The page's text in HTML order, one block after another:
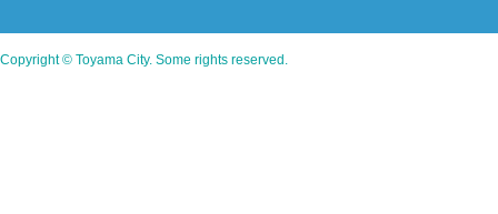
Copyright © Toyama City. Some rights reserved.